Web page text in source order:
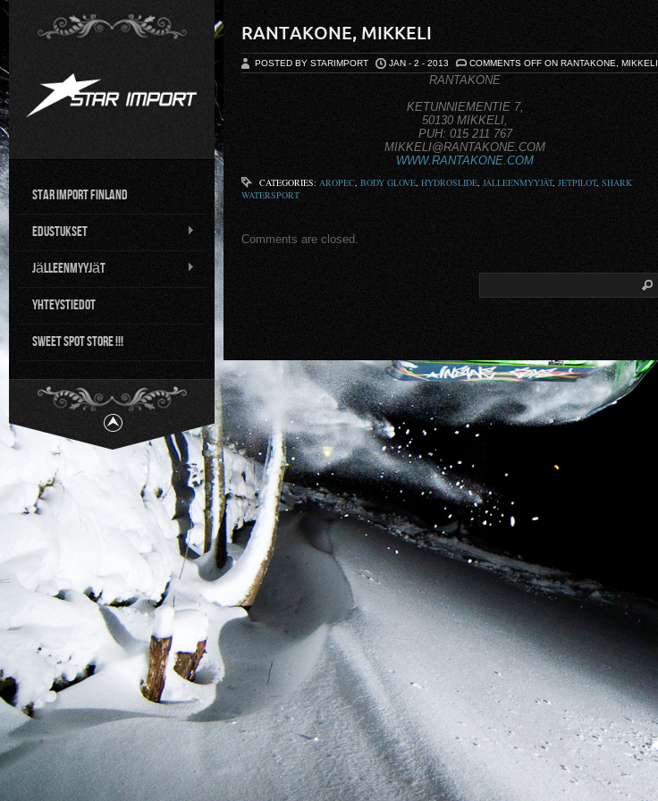
Star Import Finland
Edustukset
Jälleenmyyjät
Yhteystiedot
Sweet Spot Store !!!
RANTAKONE, MIKKELI
POSTED BY STARIMPORT JAN - 2 - 2013 COMMENTS OFF ON RANTAKONE, MIKKELI
RANTAKONE
KETUNNIEMENTIE 7,
50130 MIKKELI,
PUH: 015 211 767
MIKKELI@RANTAKONE.COM
WWW.RANTAKONE.COM
CATEGORIES: AROPEC, BODY GLOVE, HYDROSLIDE, JÄLLEENMYYJÄT, JETPILOT, SHARK
WATERSPORT
Comments are closed.